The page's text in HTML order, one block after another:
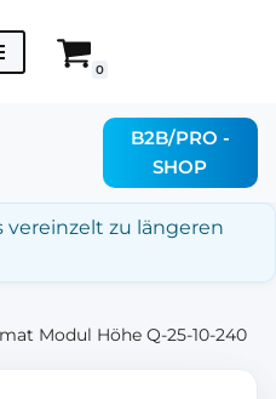
0
B2B/PRO -
SHOP
zu längeren
Modul Höhe Q-25-10-240